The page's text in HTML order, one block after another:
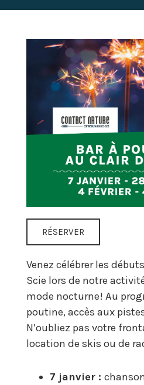
RÉSERVER
Venez célébrer les
Scie lors de notre
mode nocturne! Au
poutine, accès aux
N’oubliez pas votre
location de skis ou de
7 janvier :